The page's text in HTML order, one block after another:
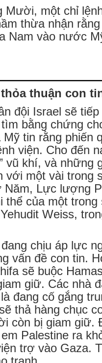
Mười, một chỉ
thừa nhận
Nam vào nước
thuận con
đội Israel sẽ
bằng chứng
Mỹ tin rằng phiến
viện. Cho đến
vũ khí, và những
với một vài trong
Lực lượng
thể của một
Weiss,
chịu áp lực
vấn đề con tin.
sẽ buộc
giữ. Các nhà
đang cố gắng
thả hàng chục
còn bị giam giữ.
Palestine ra
trợ vào Gaza.